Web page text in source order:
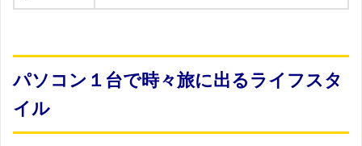
パソコン１台で時々旅に出るライフスタ
イル